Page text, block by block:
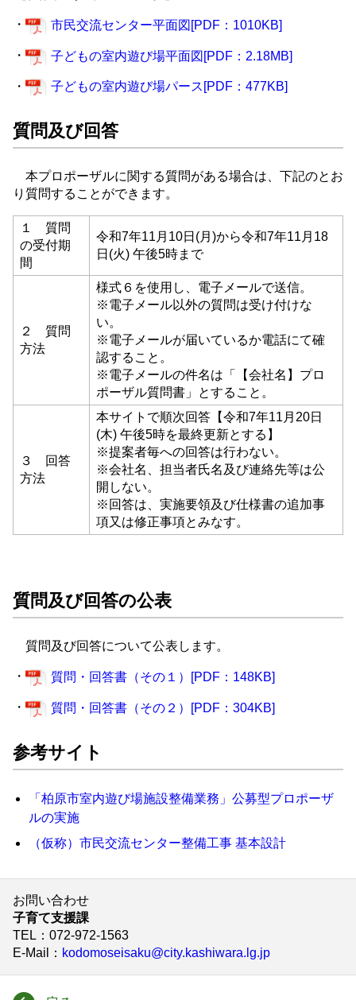
・ 市民交流センター平面図[PDF：1010KB]
・ 子どもの室内遊び場平面図[PDF：2.18MB]
・ 子どもの室内遊び場パース[PDF：477KB]
質問及び回答
本プロポーザルに関する質問がある場合は、下記のとお
り質問することができます。
１ 質問
の受付期
間
令和7年11月10日(月)から令和7年11月18
日(火) 午後5時まで
２ 質問
方法
様式６を使用し、電子メールで送信。
※電子メール以外の質問は受け付けな
い。
※電子メールが届いているか電話にて確
認すること。
※電子メールの件名は「【会社名】プロ
ポーザル質問書」とすること。
３ 回答
方法
本サイトで順次回答【令和7年11月20日
(木) 午後5時を最終更新とする】
※提案者毎への回答は行わない。
※会社名、担当者氏名及び連絡先等は公
開しない。
※回答は、実施要領及び仕様書の追加事
項又は修正事項とみなす。
質問及び回答の公表
質問及び回答について公表します。
・ 質問・回答書（その１）[PDF：148KB]
・ 質問・回答書（その２）[PDF：304KB]
参考サイト
「柏原市室内遊び場施設整備業務」公募型プロポーザ
ルの実施
（仮称）市民交流センター整備工事 基本設計
お問い合わせ
子育て支援課
TEL ：072-972-1563
E-Mail
： kodomoseisaku@city.kashiwara.lg.jp